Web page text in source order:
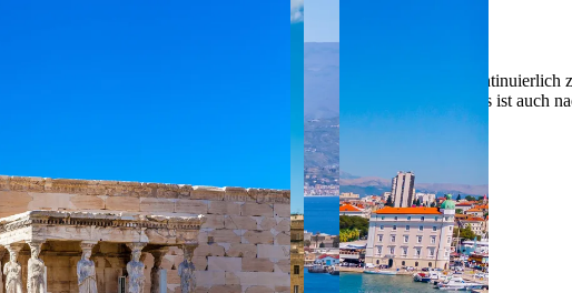
ein verbessertes Nutzungserlebnis zu servieren und dieses
„anpassen” können Sie Ihre persönlichen Präferenzen festlegen. Dies ist